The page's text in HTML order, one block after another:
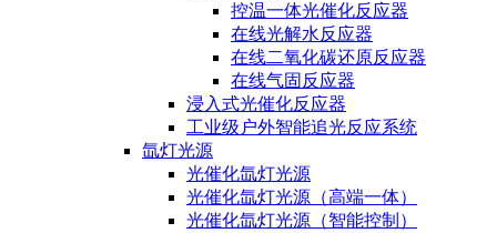
控温一体光催化反应器
在线光解水反应器
在线二氧化碳还原反应器
在线气固反应器
浸入式光催化反应器
工业级户外智能追光反应系统
氙灯光源
光催化氙灯光源
光催化氙灯光源（高端一体）
光催化氙灯光源（智能控制）